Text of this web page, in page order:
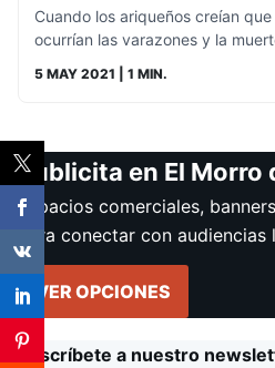
Cuando los ariqueños creían
ocurrían las varazones y la
5 MAY 2021 | 1 MIN.
Publicita en El Morro
Espacios comerciales,
para conectar con
VER OPCIONES
Suscríbete a nuestro